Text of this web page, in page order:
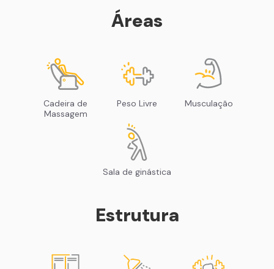
Áreas
Cadeira de
Massagem
Peso Livre Musculação
Sala de ginástica
Estrutura